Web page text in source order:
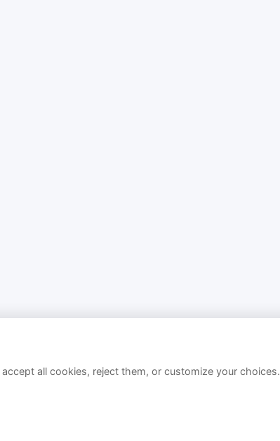
all cookies, reject them, or customize your choices.